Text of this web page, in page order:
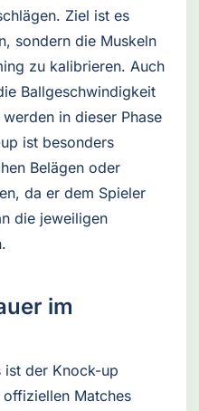
Ziel ist es
sondern die Muskeln
zu kalibrieren. Auch
Ballgeschwindigkeit
in dieser Phase
ist besonders
Belägen oder
da er dem Spieler
die jeweiligen
im
ist der Knock-up
Matches